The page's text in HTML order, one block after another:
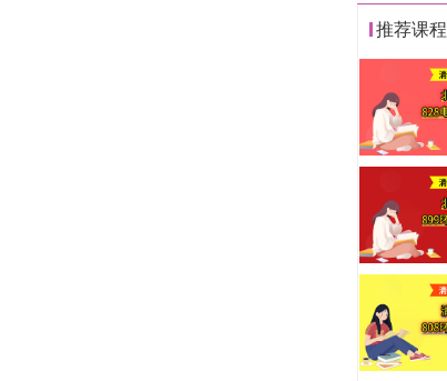
推荐课程